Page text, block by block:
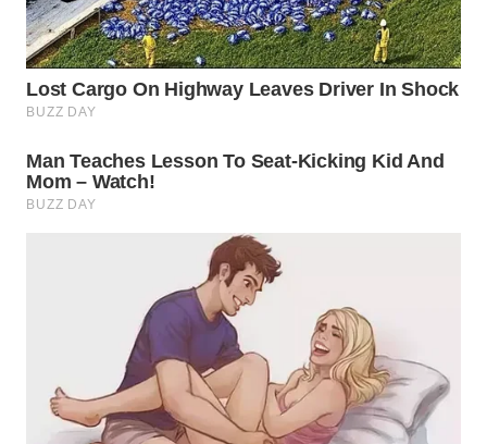
TAPANULI
UTARA
WN
SAMOSIR
WN
PADANG
LAWAS
WN